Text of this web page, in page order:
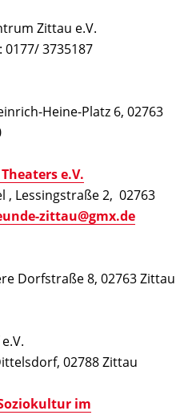
Zittau e.V.
3735187
Heine-Platz 6, 02763
e.V.
, Lessingstraße 2, 02763
zittau@gmx.de
Dorfstraße 8, 02763 Zittau
02788 Zittau
im